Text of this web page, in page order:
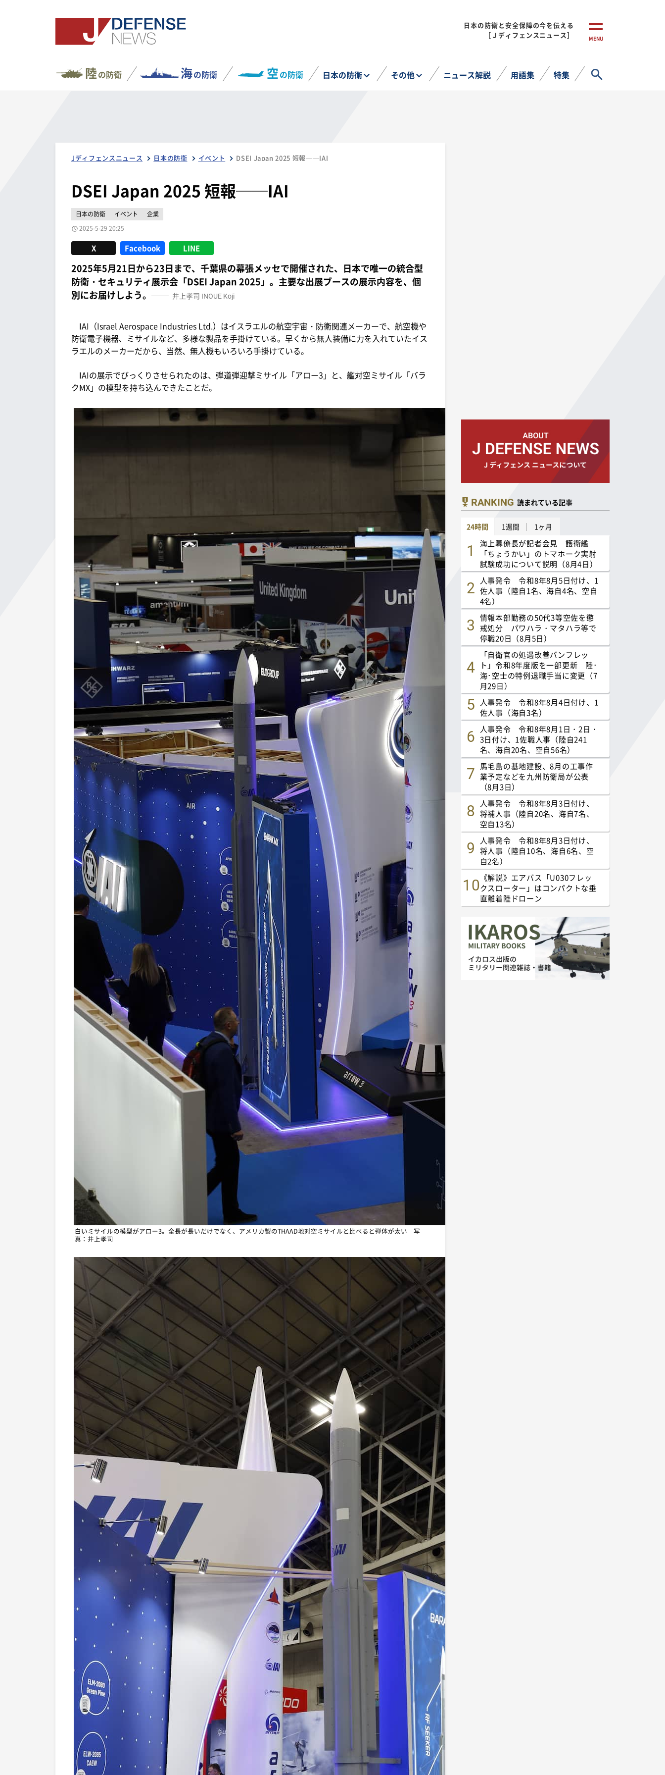
日本の防衛と安全保障の今を伝える
［Ｊディフェンスニュース］
MENU
陸の防衛 海の防衛 空の防衛 日本の防衛 その他 ニュース解説 用語集 特集
Jディフェンスニュース 日本の防衛 イベント DSEI Japan 2025 短報──IAI
DSEI Japan 2025 短報──IAI
日本の防衛 イベント
企業
2025-5-29 20:25
X Facebook LINE
2025年5月21日から23日まで、千葉県の幕張メッセで開催された、日本で唯一の統合型
防衛・セキュリティ展示会「DSEI Japan 2025」。主要な出展ブースの展示内容を、個
別にお届けしよう。
井上孝司 INOUE Koji
IAI（Israel Aerospace Industries Ltd.）はイスラエルの航空宇宙・防衛関連メーカーで、航空機や
防衛電子機器、ミサイルなど、多様な製品を手掛けている。早くから無人装備に力を入れていたイス
ラエルのメーカーだから、当然、無人機もいろいろ手掛けている。
IAIの展示でびっくりさせられたのは、弾道弾迎撃ミサイル「アロー3」と、艦対空ミサイル「バラ
クMX」の模型を持ち込んできたことだ。
白いミサイルの模型がアロー3。全長が長いだけでなく、アメリカ製のTHAAD地対空ミサイルと比べると弾体が太い 写
真：井上孝司
RANKING 読まれている記事
24時間 1週間 1ヶ月
海上幕僚長が記者会見 護衛艦
「ちょうかい」のトマホーク実射
試験成功について説明（8月4日）
人事発令 令和8年8月5日付け、1
佐人事（陸自1名、海自4名、空自
4名）
情報本部勤務の50代3等空佐を懲
戒処分 パワハラ・マタハラ等で
停職20日（8月5日）
「自衛官の処遇改善パンフレッ
ト」令和8年度版を一部更新 陸･
海･空士の特例退職手当に変更（7
月29日）
人事発令 令和8年8月4日付け、1
佐人事（海自3名）
人事発令 令和8年8月1日・2日・
3日付け、1佐職人事（陸自241
名、海自20名、空自56名）
馬毛島の基地建設、8月の工事作
業予定などを九州防衛局が公表
（8月3日）
人事発令 令和8年8月3日付け、
将補人事（陸自20名、海自7名、
空自13名）
人事発令 令和8年8月3日付け、
将人事（陸自10名、海自6名、空
自2名）
《解説》エアバス「U030フレッ
クスローター」はコンパクトな垂
直離着陸ドローン